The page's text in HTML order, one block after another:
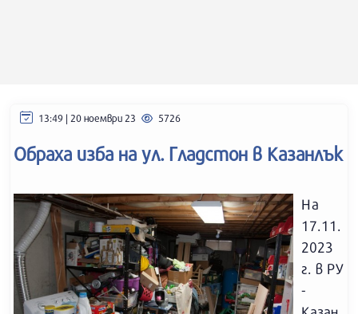
13:49 | 20 ноември 23 5726
Обраха изба на ул. Гладстон в Казанлък
На
17.11.
2023
г. в РУ
-